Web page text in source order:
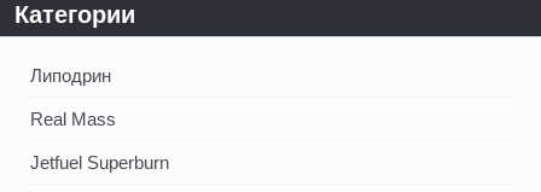
Категории
Липодрин
Real Mass
Jetfuel Superburn